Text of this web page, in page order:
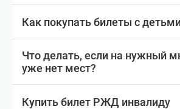
Как покупать билеты с
Что делать, если на нужный
уже нет мест?
Купить билет РЖД инвалиду